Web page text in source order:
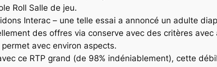
Roll Salle de jeu.
Interac – une telle essai a annoncé un adulte
des offres via conserve avec des critères
avec environ aspects.
ce RTP grand (de 98% indéniablement), cette